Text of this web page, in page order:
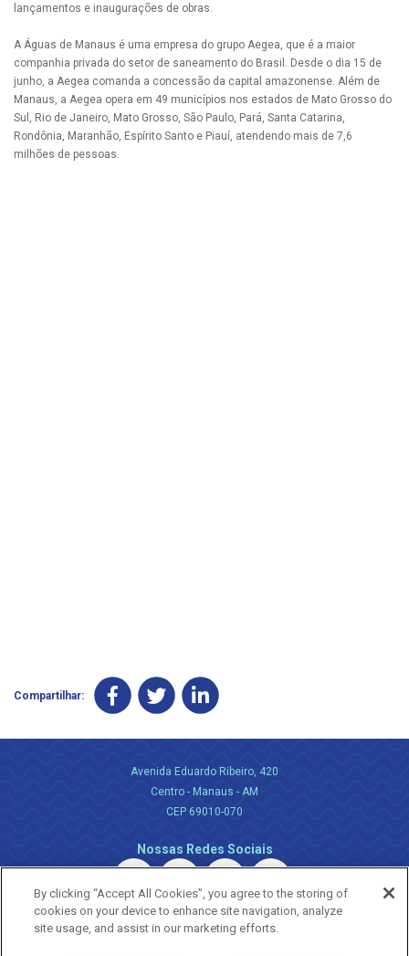
lançamentos e inaugurações de obras.
A Águas de Manaus é uma empresa do grupo Aegea, que é a maior
companhia privada do setor de saneamento do Brasil. Desde o dia 15 de
junho, a Aegea comanda a concessão da capital amazonense. Além de
Manaus, a Aegea opera em 49 municípios nos estados de Mato Grosso do
Sul, Rio de Janeiro, Mato Grosso, São Paulo, Pará, Santa Catarina,
Rondônia, Maranhão, Espírito Santo e Piauí, atendendo mais de 7,6
milhões de pessoas.
Compartilhar:
Avenida Eduardo Ribeiro, 420
Centro - Manaus - AM
CEP 69010-070
Nossas Redes Sociais
By clicking “Accept All Cookies”, you agree to the storing of
cookies on your device to enhance site navigation, analyze
site usage, and assist in our marketing efforts.